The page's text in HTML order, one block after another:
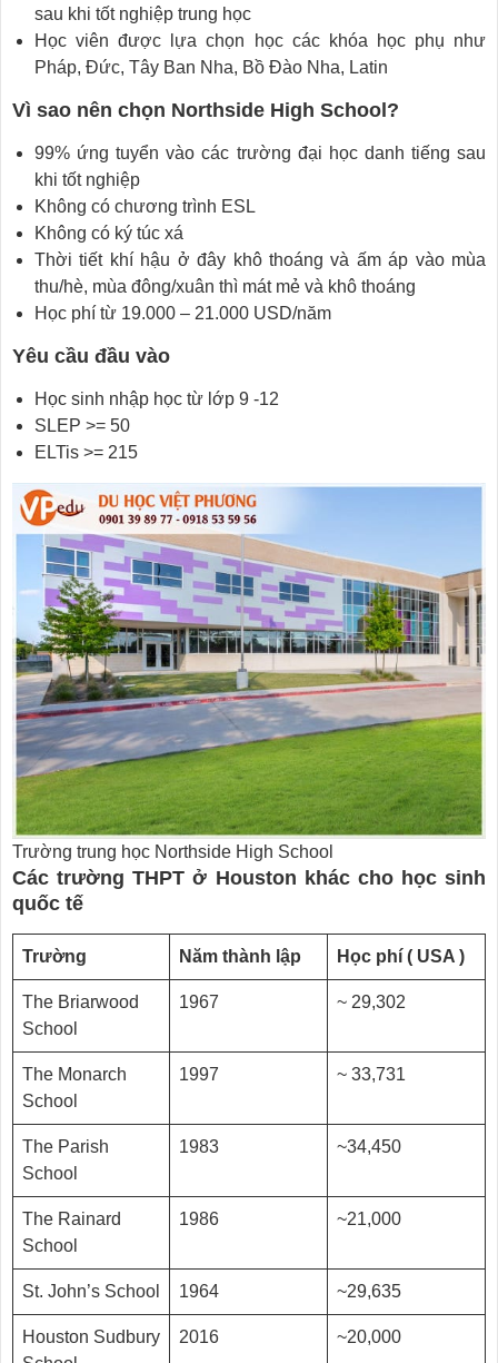
sau khi tốt nghiệp trung học
Học viên được lựa chọn học các khóa học phụ như
Pháp, Đức, Tây Ban Nha, Bồ Đào Nha, Latin
Vì sao nên chọn Northside High School?
99% ứng tuyển vào các trường đại học danh tiếng sau
khi tốt nghiệp
Không có chương trình ESL
Không có ký túc xá
Thời tiết khí hậu ở đây khô thoáng và ấm áp vào mùa
thu/hè, mùa đông/xuân thì mát mẻ và khô thoáng
Học phí từ 19.000 – 21.000 USD/năm
Yêu cầu đầu vào
Học sinh nhập học từ lớp 9 -12
SLEP >= 50
ELTis >= 215
Trường trung học Northside High School
Các trường THPT ở Houston khác cho học sinh
quốc tế
Trường Năm thành lập Học phí ( USA )
The Briarwood
School
1967 ~ 29,302
The Monarch
School
1997 ~ 33,731
The Parish
School
1983 ~34,450
The Rainard
School
1986 ~21,000
St. John’s School 1964 ~29,635
Houston Sudbury
2016 ~20,000